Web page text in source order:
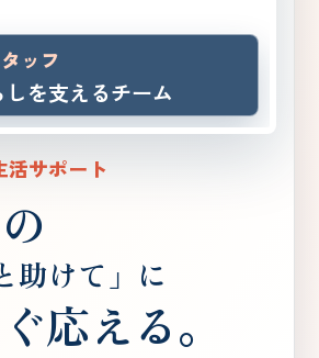
ッフ
を支えるチーム
活サポート
助けて」に
応える。